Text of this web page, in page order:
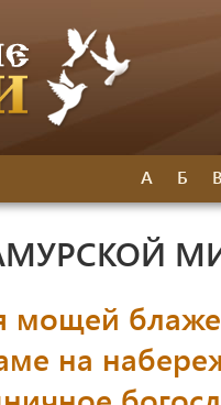
А Б
мощей
на